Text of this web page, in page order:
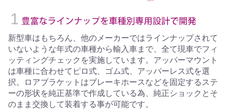
新型車はもちろん、他のメーカーではラインナップされて
いないような年式の車種から輸入車まで、全て現車でフィ
ッティングチェックを実施しています。アッパーマウント
は車種に合わせてピロ式、ゴム式、アッパーレス式を選
択。ロアブラケットはブレーキホースなどを固定するステ
ーの形状を純正基準で作成している為、純正ショックとそ
のまま交換して装着する事が可能です。